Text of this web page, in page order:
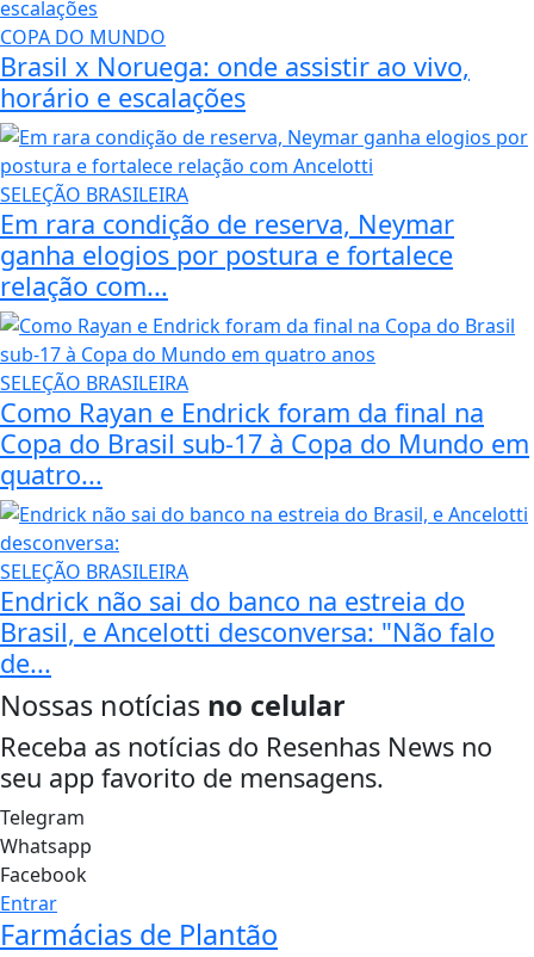
COPA DO MUNDO
Brasil x Noruega: onde assistir ao vivo,
horário e escalações
SELEÇÃO BRASILEIRA
Em rara condição de reserva, Neymar
ganha elogios por postura e fortalece
relação com...
SELEÇÃO BRASILEIRA
Como Rayan e Endrick foram da final na
Copa do Brasil sub-17 à Copa do Mundo em
quatro...
SELEÇÃO BRASILEIRA
Endrick não sai do banco na estreia do
Brasil, e Ancelotti desconversa: "Não falo
de...
Nossas notícias no celular
Receba as notícias do Resenhas News no
seu app favorito de mensagens.
Telegram
Whatsapp
Facebook
Entrar
Farmácias de Plantão